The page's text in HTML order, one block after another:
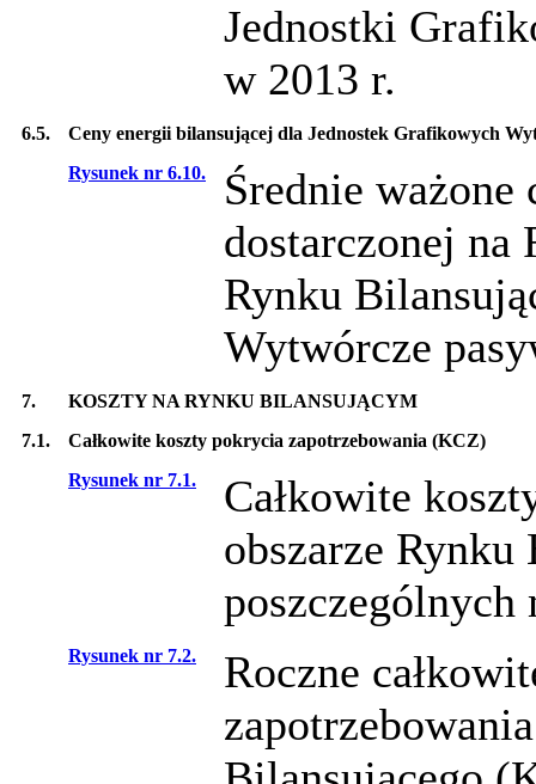
Jednostki
w 2013 r.
6.5.
Ceny energii bilansującej dla Jednostek Grafikowych
Rysunek nr 6.10.
Średnie
dostarczonej na
Rynku
Wytwórcze
7.
KOSZTY NA RYNKU BILANSUJĄCYM
7.1.
Całkowite koszty pokrycia zapotrzebowania (KCZ)
Rysunek nr 7.1.
Całkowite
obszarze
poszczególnych
Rysunek nr 7.2.
Roczne